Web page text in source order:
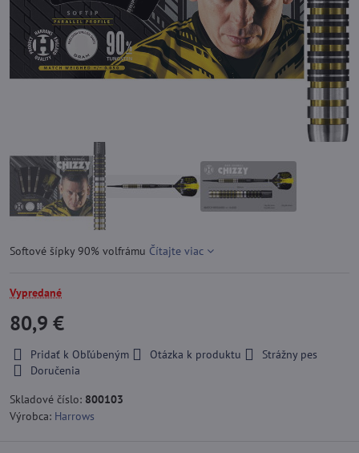
Softové šípky 90% volfrámu Čítajte viac
Vypredané
80,9 €
Pridať k Obľúbeným Otázka k produktu
Strážny pes
Doručenia
Skladové číslo: 800103
Výrobca: Harrows